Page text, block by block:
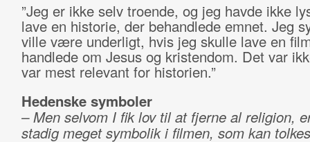
”Jeg er ikke selv troende, og jeg havde ikke
lave en historie, der behandlede emnet. Jeg
ville være underligt, hvis jeg skulle lave en
handlede om Jesus og kristendom. Det var
var mest relevant for historien.”
Hedenske symboler
– Men selvom I fik lov til at fjerne al religion,
stadig meget symbolik i filmen, som kan